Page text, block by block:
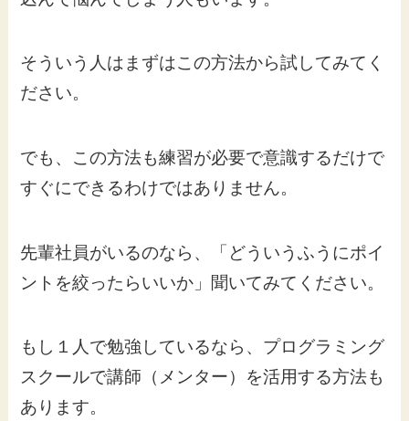
そういう人はまずはこの方法から試してみてく
ださい。
でも、この方法も練習が必要で意識するだけで
すぐにできるわけではありません。
先輩社員がいるのなら、「どういうふうにポイ
ントを絞ったらいいか」聞いてみてください。
もし１人で勉強しているなら、プログラミング
スクールで講師（メンター）を活用する方法も
あります。